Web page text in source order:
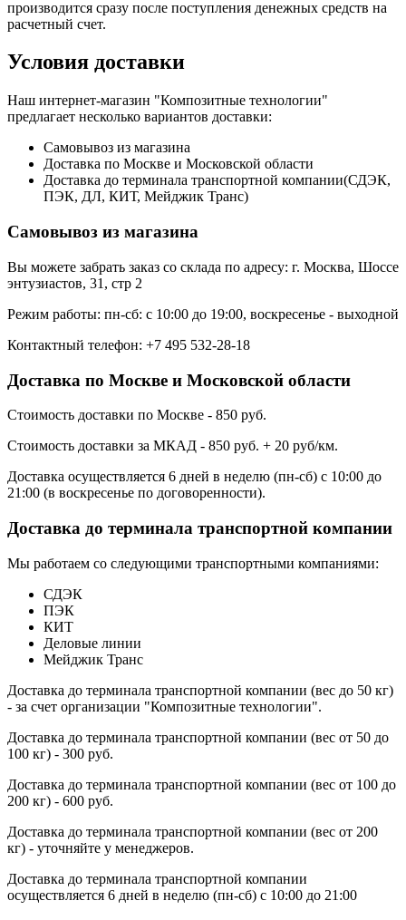
производится сразу после поступления денежных средств на
расчетный счет.
Условия доставки
Наш интернет-магазин "Композитные технологии"
предлагает несколько вариантов доставки:
Самовывоз из магазина
Доставка по Москве и Московской области
Доставка до терминала транспортной компании(СДЭК,
ПЭК, ДЛ, КИТ, Мейджик Транс)
Самовывоз из магазина
Вы можете забрать заказ со склада по адресу: г. Москва, Шоссе
энтузиастов, 31, стр 2
Режим работы: пн-сб: с 10:00 до 19:00, воскресенье - выходной
Контактный телефон: +7 495 532-28-18
Доставка по Москве и Московской области
Стоимость доставки по Москве - 850 руб.
Стоимость доставки за МКАД - 850 руб. + 20 руб/км.
Доставка осуществляется 6 дней в неделю (пн-сб) с 10:00 до
21:00 (в воскресенье по договоренности).
Доставка до терминала транспортной компании
Мы работаем со следующими транспортными компаниями:
СДЭК
ПЭК
КИТ
Деловые линии
Мейджик Транс
Доставка до терминала транспортной компании (вес до 50 кг)
- за счет организации "Композитные технологии".
Доставка до терминала транспортной компании (вес от 50 до
100 кг) - 300 руб.
Доставка до терминала транспортной компании (вес от 100 до
200 кг) - 600 руб.
Доставка до терминала транспортной компании (вес от 200
кг) - уточняйте у менеджеров.
Доставка до терминала транспортной компании
осуществляется 6 дней в неделю (пн-сб) с 10:00 до 21:00